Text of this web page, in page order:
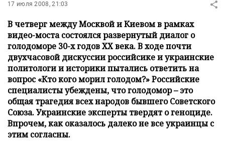
17 июля 2008, 21:03
В четверг между Москвой и Киевом в рамках
видео-моста состоялся развернутый диалог о
голодоморе 30-х годов ХХ века. В ходе почти
двухчасовой дискуссии российсике и украинские
политологи и историки пытались ответить на
вопрос «Кто кого морил голодом?» Российские
специалисты убеждены, что голодомор – это
общая трагедия всех народов бывшего Советского
Союза. Украинские эксперты твердят о геноциде.
Впрочем, как оказалось далеко не все украинцы с
этим согласны.